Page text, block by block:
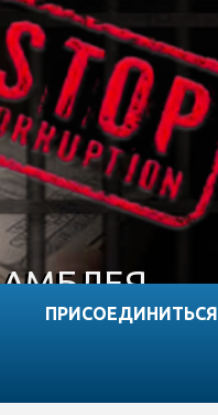
ПРИСОЕДИНИТЬСЯ